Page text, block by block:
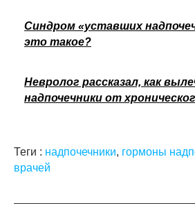
Синдром «уставших
это такое?
Невролог рассказал, как
надпочечники от
Теги : надпочечники, гормоны
врачей